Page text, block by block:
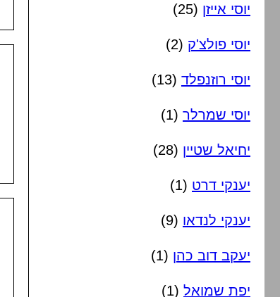
יוסי אייזן (25)
יוסי פולצ'ק (2)
יוסי רוזנפלד (13)
יוסי שמרלר (1)
יחיאל שטיין (28)
יענקי דרט (1)
יענקי לנדאו (9)
יעקב דוב כהן (1)
יפת שמואל (1)